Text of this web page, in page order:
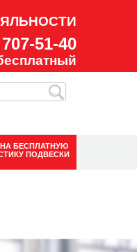
51-40
БЕСПЛАТНУЮ
ПОДВЕСКИ